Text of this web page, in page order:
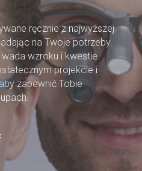
ręcznie z najwyższej
na Twoje potrzeby.
wzroku i kwestie
projekcie i
zapewnić Tobie